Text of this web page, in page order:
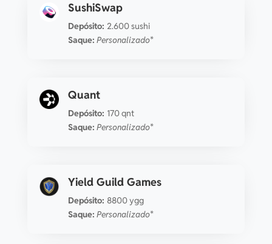
SushiSwap
Depósito: 2.600 sushi
Saque: Personalizado*
Quant
Depósito: 170 qnt
Saque: Personalizado*
Yield Guild Games
Depósito: 8800 ygg
Saque: Personalizado*